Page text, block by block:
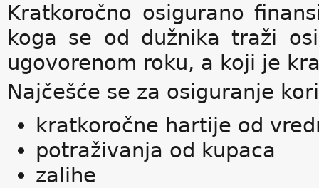
Kratkoročno osigurano
koga se od dužnika traži
ugovorenom roku, a koji je
Najčešće se za osiguranje
kratkoročne hartije od
potraživanja od kupaca
zalihe